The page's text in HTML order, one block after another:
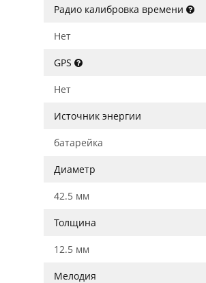
Радио калибровка времени
Нет
GPS
Нет
Источник энергии
батарейка
Диаметр
42.5 мм
Толщина
12.5 мм
Мелодия